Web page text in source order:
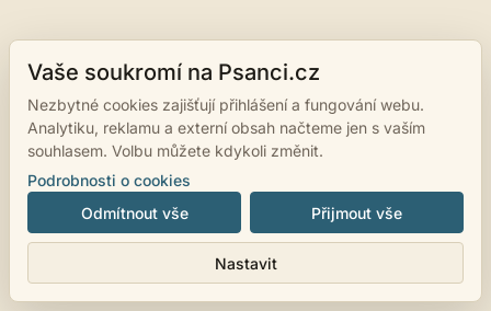
Vaše soukromí na Psanci.cz
Nezbytné cookies zajišťují přihlášení a fungování webu.
Analytiku, reklamu a externí obsah načteme jen s vaším
souhlasem. Volbu můžete kdykoli změnit.
Podrobnosti o cookies
Odmítnout vše
Nastavit
Přijmout vše